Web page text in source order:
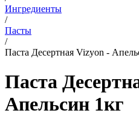
Ингредиенты
/
Пасты
/
Паста Десертная Vizyon -
Паста
Апельсин 1кг